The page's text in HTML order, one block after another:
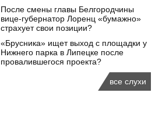
После смены главы Белгородчины
вице-губернатор Лоренц «бумажно»
страхует свои позиции?
«Брусника» ищет выход с площадки у
Нижнего парка в Липецке после
провалившегося проекта?
все слухи